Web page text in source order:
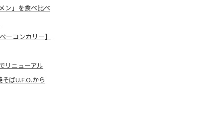
ン」を食べ比べ
ーコンカリー】
リニューアル
ばU.F.O.から